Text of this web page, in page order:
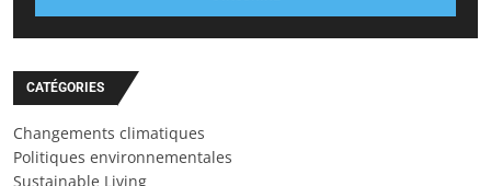
CATÉGORIES
Changements climatiques
Politiques environnementales
Sustainable Living